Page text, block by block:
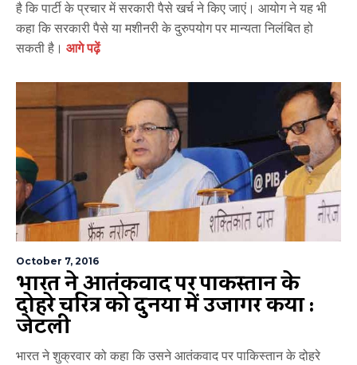
है कि पार्टी के प्रचार में सरकारी पैसे खर्च ने किए जाएं। आयोग ने यह भी
कहा कि सरकारी पैसे या मशीनरी के दुरुपयोग पर मान्‍यता निलंबित हो
सकती है। आगे पढ़ें
October 7, 2016
भारत ने आतंकवाद पर पाकिस्तान के
दोहरे चरित्र को दुनिया में उजागर किया :
जेटली
भारत ने शुक्रवार को कहा कि उसने आतंकवाद पर पाकिस्तान के दोहरे